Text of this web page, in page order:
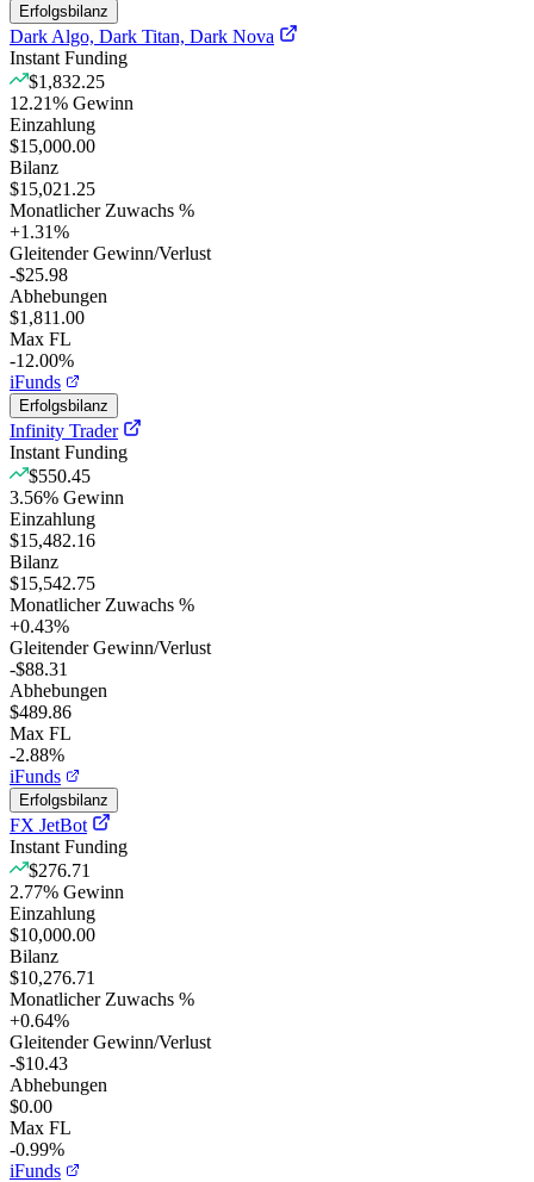
Erfolgsbilanz
Dark Algo, Dark Titan, Dark Nova
Instant Funding
$1,832.25
12.21% Gewinn
Einzahlung
$15,000.00
Bilanz
$15,021.25
Monatlicher Zuwachs %
+1.31%
Gleitender Gewinn/Verlust
-$25.98
Abhebungen
$1,811.00
Max FL
-12.00%
iFunds
Erfolgsbilanz
Infinity Trader
Instant Funding
$550.45
3.56% Gewinn
Einzahlung
$15,482.16
Bilanz
$15,542.75
Monatlicher Zuwachs %
+0.43%
Gleitender Gewinn/Verlust
-$88.31
Abhebungen
$489.86
Max FL
-2.88%
iFunds
Erfolgsbilanz
FX JetBot
Instant Funding
$276.71
2.77% Gewinn
Einzahlung
$10,000.00
Bilanz
$10,276.71
Monatlicher Zuwachs %
+0.64%
Gleitender Gewinn/Verlust
-$10.43
Abhebungen
$0.00
Max FL
-0.99%
iFunds